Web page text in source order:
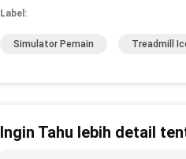
Label:
Simulator Pemain Treadmill
Ingin Tahu lebih detail